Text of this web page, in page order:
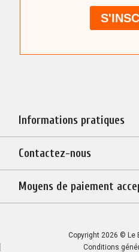
Informations pratiques
Contactez-nous
Moyens de paiement
Copyright 2026 © Le
Conditions